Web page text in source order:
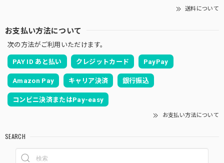
送料について
お支払い方法について
次の方法がご利用いただけます。
PAY ID あと払い クレジットカード PayPay
Amazon Pay キャリア決済 銀行振込
コンビニ決済またはPay-easy
お支払い方法について
SEARCH